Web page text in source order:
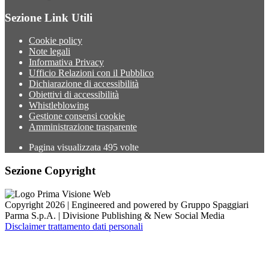
Sezione Link Utili
Cookie policy
Note legali
Informativa Privacy
Ufficio Relazioni con il Pubblico
Dichiarazione di accessibilità
Obiettivi di accessibilità
Whistleblowing
Gestione consensi cookie
Amministrazione trasparente
Pagina visualizzata 495 volte
Sezione Copyright
Copyright 2026 | Engineered and powered by Gruppo Spaggiari
Parma S.p.A. | Divisione Publishing & New Social Media
Disclaimer trattamento dati personali